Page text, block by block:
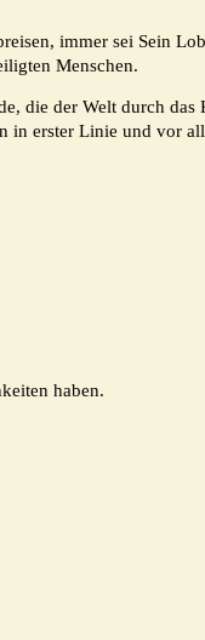
immer sei Sein
Menschen.
die der Welt durch
in erster Linie und vor
haben.